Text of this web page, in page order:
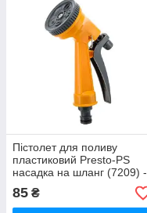
Пістолет для поливу
пластиковий Presto-PS
насадка на шланг (7209) -
ps-118
85 ₴